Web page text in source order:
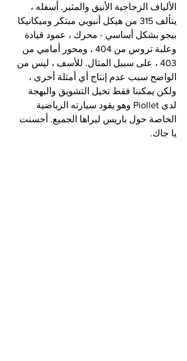
الألياف الزجاجية الأنيق والمثير. أسفله ،
يتألف 315 من هيكل أنبوبي مبتكر وميكانيكا
بيجو بشكل أساسي - محرك ، عمود قيادة
وعلبة تروس من 404 ، ومحور أمامي من
403 ، على سبيل المثال. للأسف ، ليس من
الواضح سبب عدم إنتاج أي أمثلة أخرى ،
ولكن يمكننا فقط تخيل التشويق والبهجة
لدى Piollet وهو يقود سيارته الرياضية
الخاصة حول باريس ليراها الجميع. أحسنت
يا جاك.